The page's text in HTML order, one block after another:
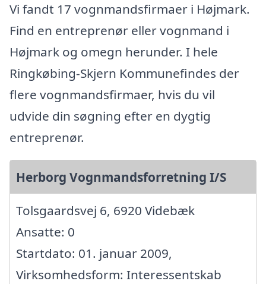
Vi fandt 17 vognmandsfirmaer i Højmark.
Find en entreprenør eller vognmand i
Højmark og omegn herunder. I hele
Ringkøbing-Skjern Kommunefindes der
flere vognmandsfirmaer, hvis du vil
udvide din søgning efter en dygtig
entreprenør.
Herborg Vognmandsforretning I/S
Tolsgaardsvej 6, 6920 Videbæk
Ansatte: 0
Startdato: 01. januar 2009,
Virksomhedsform: Interessentskab